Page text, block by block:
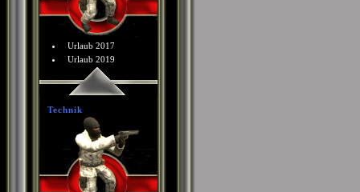
Urlaub 2017
Urlaub 2019
Technik